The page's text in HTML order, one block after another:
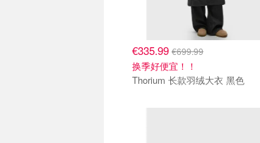
€335.99 €699.99
换季好便宜！！
Thorium 长款羽绒大衣 黑色